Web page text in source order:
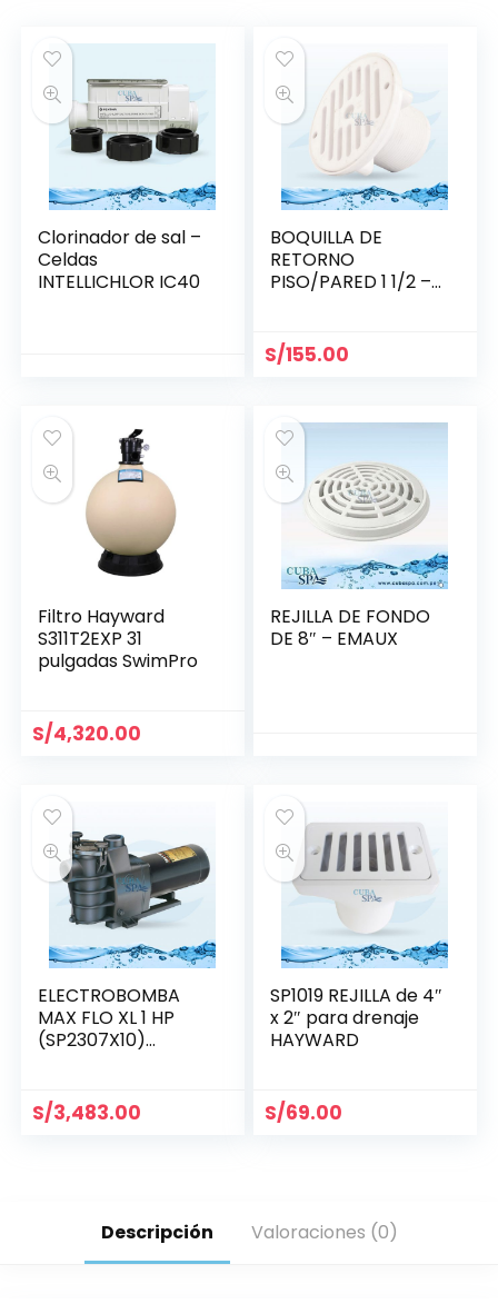
Clorinador de sal –
Celdas
INTELLICHLOR IC40
BOQUILLA DE
RETORNO
PISO/PARED 1 1/2 –
S/155.00
Filtro Hayward
S311T2EXP 31
pulgadas SwimPro
S/4,320.00
REJILLA DE FONDO
DE 8″ – EMAUX
ELECTROBOMBA
MAX FLO XL 1 HP
(SP2307X10)
S/3,483.00
SP1019 REJILLA de 4″
x 2″ para drenaje
HAYWARD
S/69.00
Descripción Valoraciones (0)